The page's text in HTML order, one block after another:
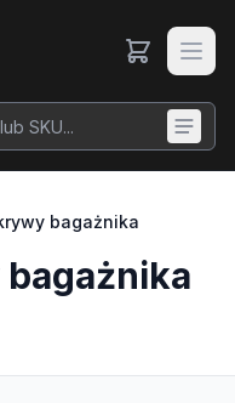
bagażnika